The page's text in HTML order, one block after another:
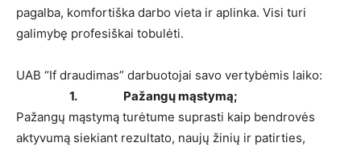
pagalba, komfortiška darbo vieta ir aplinka. Visi turi
galimybę profesiškai tobulėti.
UAB “If draudimas” darbuotojai savo vertybėmis laiko:
1. Pažangų mąstymą;
Pažangų mąstymą turėtume suprasti kaip bendrovės
aktyvumą siekiant rezultato, naujų žinių ir patirties,